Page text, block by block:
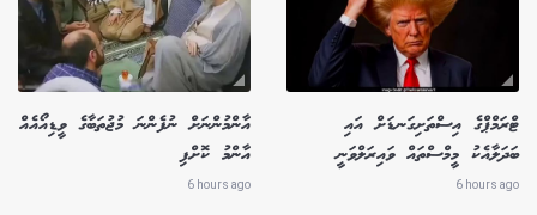
ޓްރަމްޕްގެ އިސްތަށިގަނޑަށް އައި
ބަދަލާއެކު މީމްސްތައް ވައިރަލްވަނީ
6 hours ago
އާންމުންނަށް ނުފެންނަ މުޖުތަބާގެ ވީޑިއޯއެއް
އާންމު ކޮށްފި
6 hours ago